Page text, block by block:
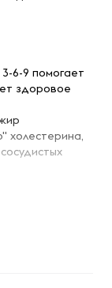
6-9 помогает
здоровое
холестерина,
защите